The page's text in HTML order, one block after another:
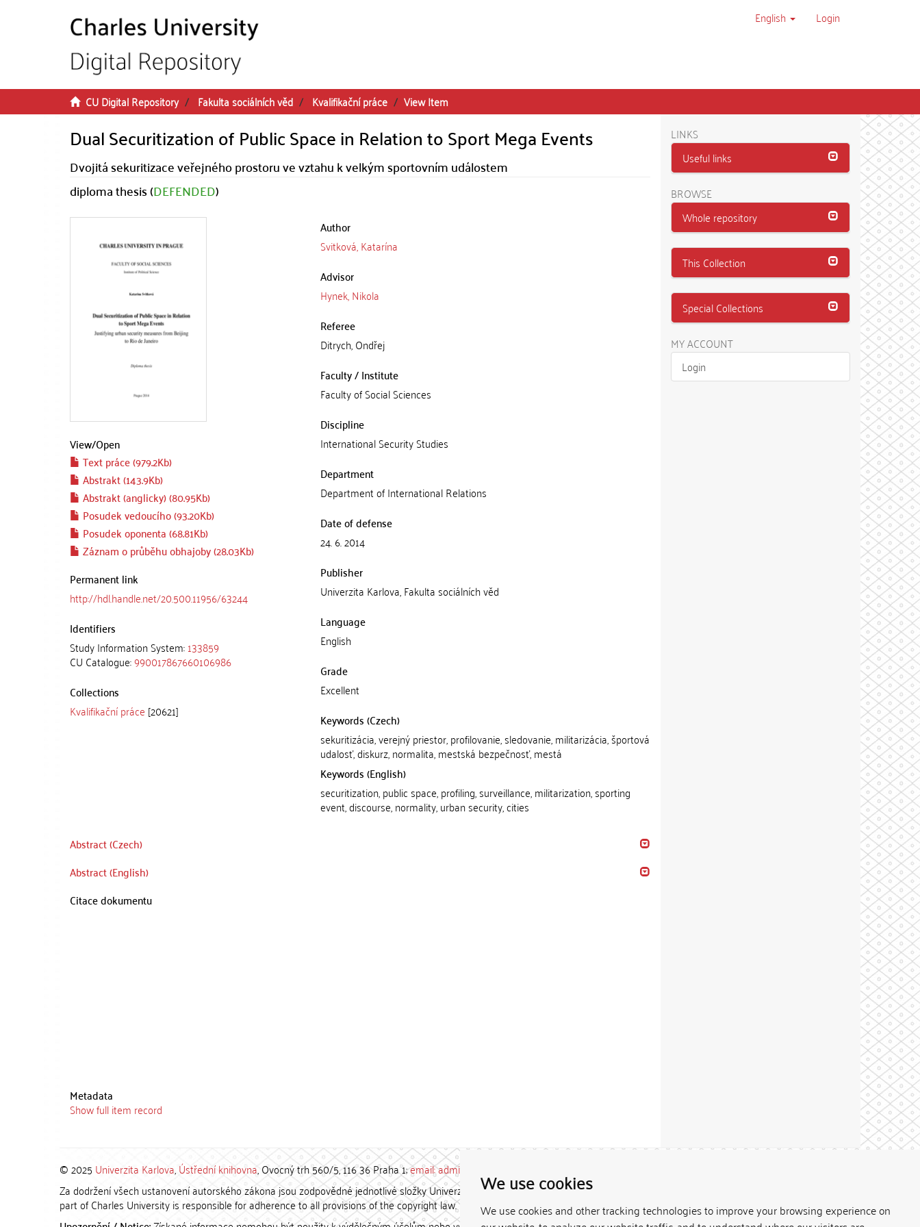
We use cookies
We use cookies and other tracking technologies to improve your browsing experience on
English Login
CU Digital Repository Fakulta sociálních věd Kvalifikační práce View Item
Dual Securitization of Public Space in Relation to Sport Mega Events
Dvojitá sekuritizace veřejného prostoru ve vztahu k velkým sportovním událostem
diploma thesis (DEFENDED)
View/Open
Text práce (979.2Kb)
Abstrakt (143.9Kb)
Abstrakt (anglicky) (80.95Kb)
Posudek vedoucího (93.20Kb)
Posudek oponenta (68.81Kb)
Záznam o průběhu obhajoby (28.03Kb)
Permanent link
http://hdl.handle.net/20.500.11956/63244
Identifiers
Study Information System:133859
CU Catalogue:990017867660106986
Collections
Kvalifikační práce [20621]
Author
Svitková, Katarína
Advisor
Hynek, Nikola
Referee
Ditrych, Ondřej
Faculty / Institute
Faculty of Social Sciences
Discipline
International Security Studies
Department
Department of International Relations
Date of defense
24. 6. 2014
Publisher
Univerzita Karlova, Fakulta sociálních věd
Language
English
Grade
Excellent
Keywords (Czech)
sekuritizácia, verejný priestor, profilovanie, sledovanie, militarizácia, športová
udalosť, diskurz, normalita, mestská bezpečnosť, mestá
Keywords (English)
securitization, public space, profiling, surveillance, militarization, sporting
event, discourse, normality, urban security, cities
Abstract (Czech)
Abstract (English)
Citace dokumentu
Metadata
Show full item record
LINKS
Useful links
BROWSE
Whole repository
This Collection
Special Collections
MY ACCOUNT
Login
© 2025 Univerzita Karlova,Ústřední knihovna, Ovocný trh 560/5, 116 36 Praha 1;email: admin-repozitar [at] cuni.cz
Za dodržení všech ustanovení autorského zákona jsou zodpovědné jednotlivé složky Univerzity Karlovy. / Each constituent
part of Charles University is responsible for adherence to all provisions of the copyright law.